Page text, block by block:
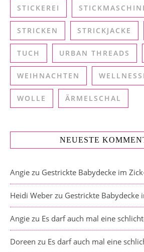
STICKEREI
STRICKEN STRICKJACKE
TUCH URBAN THREADS
WEIHNACHTEN
WOLLE ÄRMELSCHAL
NEUESTE
Angie zu Gestrickte Babydecke im
Heidi Weber zu Gestrickte Babydecke
Angie zu Es darf auch mal eine
Doreen zu Es darf auch mal eine